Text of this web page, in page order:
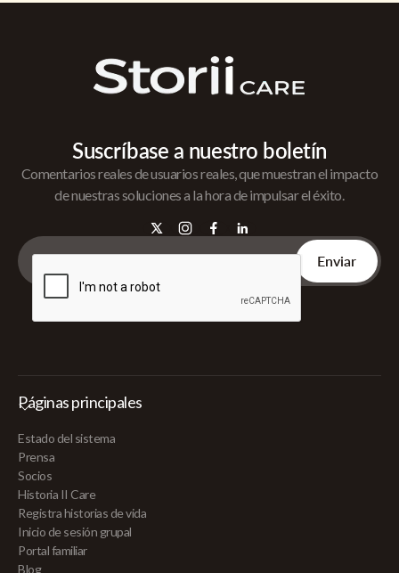
Suscríbase a nuestro boletín
Comentarios reales de usuarios reales, que muestran el impacto
de nuestras soluciones a la hora de impulsar el éxito.
Páginas principales
Estado del sistema
Prensa
Socios
Historia II Care
Registra historias de vida
Inicio de sesión grupal
Portal familiar
Blog